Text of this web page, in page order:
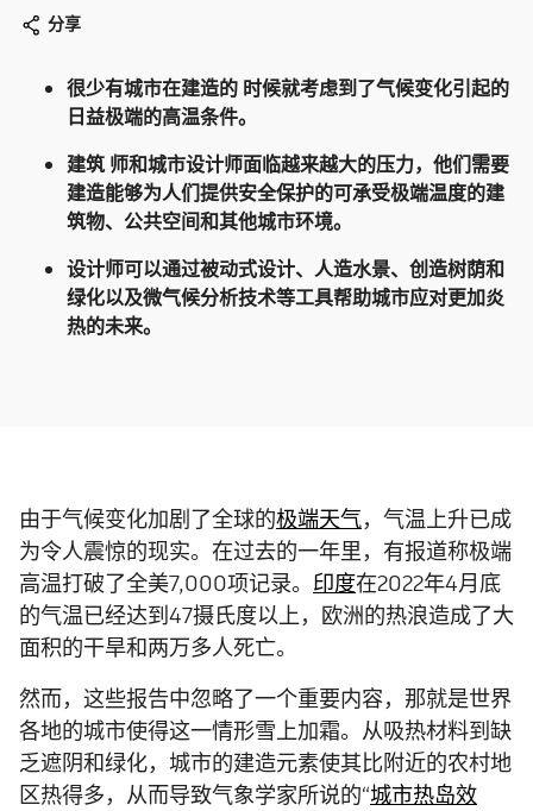
分享
很少有城市在建造的 时候就考虑到了气候变化引起的
日益极端的高温条件。
建筑 师和城市设计师面临越来越大的压力，他们需要
建造能够为人们提供安全保护的可承受极端温度的建
筑物、公共空间和其他城市环境。
设计师可以通过被动式设计、人造水景、创造树荫和
绿化以及微气候分析技术等工具帮助城市应对更加炎
热的未来。
由于气候变化加剧了全球的极端天气，气温上升已成
为令人震惊的现实。在过去的一年里，有报道称极端
高温打破了全美7,000项记录。 印度在2022年4月底
的气温已经达到47摄氏度以上，欧洲的热浪造成了大
面积的干旱和两万多人死亡。
然而，这些报告中忽略了一个重要内容，那就是世界
各地的城市使得这一情形雪上加霜。从吸热材料到缺
乏遮阴和绿化，城市的建造元素使其比附近的农村地
区热得多，从而导致气象学家所说的“城市热岛效